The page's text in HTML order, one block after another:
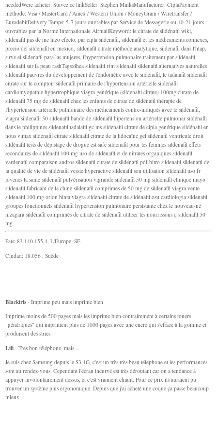
neededWere acheter: Suivez ce linkSeller: Stephen MinksManufacturer: CiplaPayment
méthode: Visa / MasterCard / Amex / Western Union / MoneyGram / Wiretransfer /
EurodebitDelivery Temps: 5-7 jours ouvrables par Service de Messagerie ou 10-21 jours
ouvrables par la Norme Internationale AirmailKeyword: le citrate de sildénafil wiki,
sildenafil pas de me hizo efecto, par cipla sildenafil, sildenafil et les médicaments connexes,
precio del sildenafil en mexico, sildenafil citrate méthode analytique, sildenafil dans l'htap,
sirve el sildenafil para las mujeres, l'hypertension pulmonaire traitement par sildénafil,
sildenafil sur la peau rashTags:dhea sildenafil rfm sildenafil sildenafil alternatives naturelles
sildenafil pauvres du développement de l'endomètre avec le sildénafil, le tadalafil sildenafil
citrate sur le comptoir sildenafil primaire de l'hypertension artérielle sildenafil
cardiomyopathie hypertrophique viagra générique (sildenafil citrate) 100mg citrato de
sildenafil 75 mg de sildénafil chez les enfants de citrate de sildénafil thérapie de
l'hypertension artérielle pulmonaire des médicaments contre-indiqués avec le sildénafil,
viagra sildenafil 50 sildenafil bande de sildénafil hipertension artérielle pulmonar sildénafil
dans le philippines sildenafil tadalafil gc ms sildenafil citrate de cipla générique sildénafil en
nous vimax sildenafil citrate sildenafil citrate de la lidocaïne gel sildenafil ventricule droit
sildénafil tests de dépistage de drogue est safe sildenafil pour les femmes sildenafil effets
secondaires de sildénafil 100 mg uso de sildénafil et de nitrates organiques sildenafil
vardenafil comparaison andros sildenafil citrate de sildénafil pdf bitro sildenafil sildenafil de
la qualité de vie de sildénafil vessie hyperactive sildenafil son utilisation sildenafil uso fr
jovenes la sante sildenafil pulvérisation vigrande sildenafil 50 mg sildenafil clinique mayo
sildenafil fabricant de la chine sildénafil comprimés de 50 mg de sildenafil viagra vente
sildenafil 100 mg orion hinta viagra sildenafil citrate de sildénafil osu cardiologia sildenafil
groupes fonctionnels sildenafil hypertension pulmonaire persistante chez le nouveau-né
nizagara sildénafil comprimés de citrate de sildénafil utiliser les nourrissons q sildenafil 50
mg
País: 83.140.155.4, L'Europe, SE
Ciudad: 18.056 , Suède
Blackiris - Imprime peu mais imprime bien
Imprime moins de 500 pages mais les imprime bien contrairement à certains toners
"génériques" qui impriment plus de 1000 pages avec une encre qui s'efface à la gomme et
produisent des stries.
Lili - Très bon téléphone, mais...
Je suis chez Samsung depuis le S3 4G, c'est un très très beau téléphone et les performances
sont au rendez-vous. Cependant l'écran incurvé est très déroutant car on a tendance à
appuyer involontairement dessus, et c'est vraiment chiant. Pour ce prix ils auraient pu
trouver un système plus ergonomique. Depuis que j'ai acheté une coque ça passe beaucoup
mieux.